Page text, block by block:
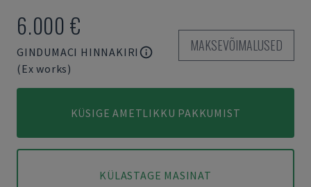
6.000 €
GINDUMACI HINNAKIRI
(Ex works)
MAKSEVÕIMALUSED
KÜSIGE AMETLIKKU PAKKUMIST
KÜLASTAGE MASINAT